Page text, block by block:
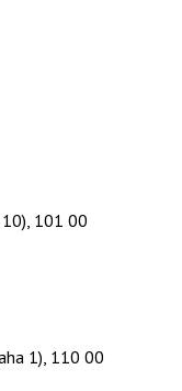
101 00
1), 110 00